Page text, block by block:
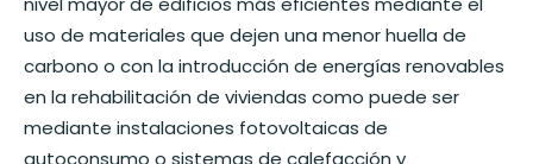
uso de materiales que dejen una menor huella de
carbono o con la introducción de energías renovables
en la rehabilitación de viviendas como puede ser
mediante instalaciones fotovoltaicas de